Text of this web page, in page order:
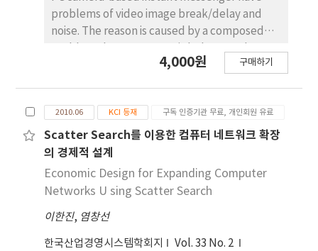
problems of video image break/delay and
noise. The reason is caused by a composed
connected PC and operating in the Pc. This
4,000원 구매하기
2010.06 KCI 등재 구독 인증기관 무료, 개인회원 유료
Scatter Search를 이용한 컴퓨터 네트워크 확장
의 경제적 설계
Economic Design for Expanding Computer
Networks U sing Scatter Search
이한진, 염창선
한국산업경영시스템학회지
Vol. 33 No. 2